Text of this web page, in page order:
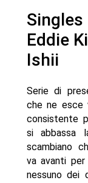
Eddie
Ishii
Serie di
che ne esce
consistente
si abbassa
scambiano
va avanti
nessuno dei